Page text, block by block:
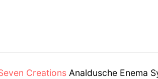
Creations Analdusche Enema